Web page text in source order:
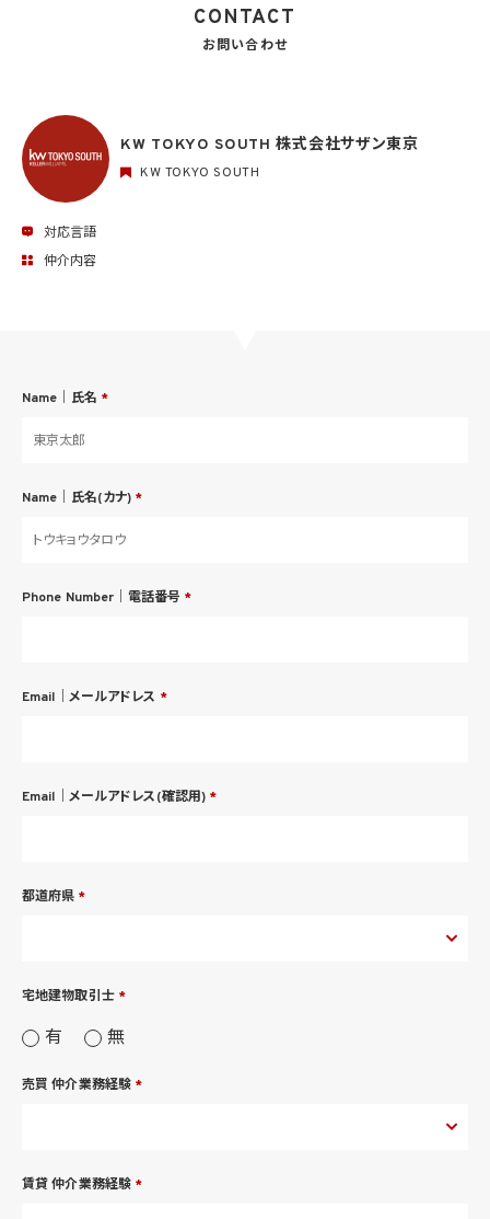
CONTACT
お問い合わせ
KW TOKYO SOUTH 株式会社サザン東京
KW TOKYO SOUTH
対応言語
仲介内容
Name｜氏名 *
Name｜氏名(カナ) *
Phone Number｜電話番号 *
Email｜メールアドレス *
Email｜メールアドレス(確認用) *
都道府県 *
宅地建物取引士 *
有 無
売買 仲介業務経験 *
賃貸 仲介業務経験 *